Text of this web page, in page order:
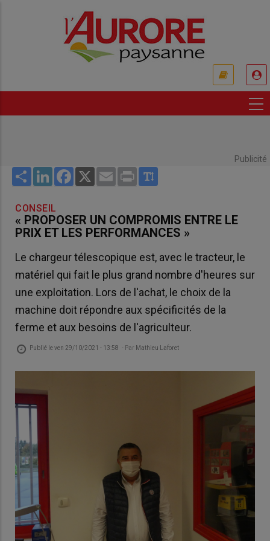
Publicité
Share LinkedInFacebook
X Email Print
CONSEIL
« PROPOSER UN COMPROMIS ENTRE LE
PRIX ET LES PERFORMANCES »
Le chargeur télescopique est, avec le tracteur, le
matériel qui fait le plus grand nombre d'heures sur
une exploitation. Lors de l'achat, le choix de la
machine doit répondre aux spécificités de la
ferme et aux besoins de l'agriculteur.
Publié leven 29/10/2021 - 13:58 - Par Mathieu Laforet